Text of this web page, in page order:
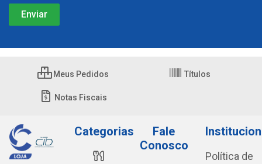
Meus Pedidos Títulos
Notas Fiscais
Categorias
Fale
Conosco
Política de